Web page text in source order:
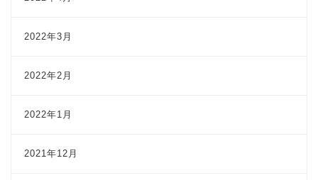
2022年3月
2022年2月
2022年1月
2021年12月